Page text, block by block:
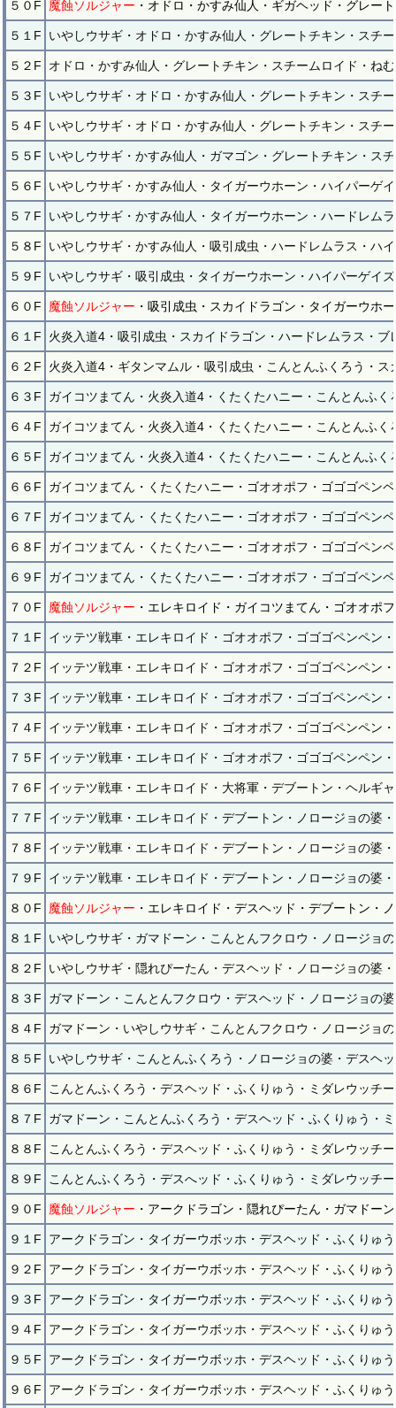
５０F 魔蝕ソルジャー ・オドロ・かすみ仙人・ギガヘッド・グレー
５１F いやしウサギ・オドロ・かすみ仙人・グレートチキン・スチ
５２F オドロ・かすみ仙人・グレートチキン・スチームロイド・ね
５３F いやしウサギ・オドロ・かすみ仙人・グレートチキン・スチ
５４F いやしウサギ・オドロ・かすみ仙人・グレートチキン・スチ
５５F いやしウサギ・かすみ仙人・ガマゴン・グレートチキン・ス
５６F いやしウサギ・かすみ仙人・タイガーウホーン・ハイパーゲ
５７F いやしウサギ・かすみ仙人・タイガーウホーン・ハードレム
５８F いやしウサギ・かすみ仙人・吸引成虫・ハードレムラス・ハ
５９F いやしウサギ・吸引成虫・タイガーウホーン・ハイパーゲイ
６０F 魔蝕ソルジャー ・吸引成虫・スカイドラゴン・タイガーウホ
６１F 火炎入道4・吸引成虫・スカイドラゴン・ハードレムラス・ブ
６２F 火炎入道4・ギタンマムル・吸引成虫・こんとんふくろう・
６３F ガイコツまてん・火炎入道4・くたくたハニー・こんとんふ
６４F ガイコツまてん・火炎入道4・くたくたハニー・こんとんふ
６５F ガイコツまてん・火炎入道4・くたくたハニー・こんとんふ
６６F ガイコツまてん・くたくたハニー・ゴオオポフ・ゴゴゴペン
６７F ガイコツまてん・くたくたハニー・ゴオオポフ・ゴゴゴペン
６８F ガイコツまてん・くたくたハニー・ゴオオポフ・ゴゴゴペン
６９F ガイコツまてん・くたくたハニー・ゴオオポフ・ゴゴゴペン
７０F 魔蝕ソルジャー ・エレキロイド・ガイコツまてん・ゴオオポ
７１F イッテツ戦車・エレキロイド・ゴオオポフ・ゴゴゴペンペン
７２F イッテツ戦車・エレキロイド・ゴオオポフ・ゴゴゴペンペン
７３F イッテツ戦車・エレキロイド・ゴオオポフ・ゴゴゴペンペン
７４F イッテツ戦車・エレキロイド・ゴオオポフ・ゴゴゴペンペン
７５F イッテツ戦車・エレキロイド・ゴオオポフ・ゴゴゴペンペン
７６F イッテツ戦車・エレキロイド・大将軍・デブートン・ヘルギ
７７F イッテツ戦車・エレキロイド・デブートン・ノロージョの婆
７８F イッテツ戦車・エレキロイド・デブートン・ノロージョの婆
７９F イッテツ戦車・エレキロイド・デブートン・ノロージョの婆
８０F 魔蝕ソルジャー ・エレキロイド・デスヘッド・デブートン・
８１F いやしウサギ・ガマドーン・こんとんフクロウ・ノロージョ
８２F いやしウサギ・隠れぴーたん・デスヘッド・ノロージョの婆
８３F ガマドーン・こんとんフクロウ・デスヘッド・ノロージョの
８４F ガマドーン・いやしウサギ・こんとんフクロウ・ノロージョ
８５F いやしウサギ・こんとんふくろう・ノロージョの婆・デスヘ
８６F こんとんふくろう・デスヘッド・ふくりゅう・ミダレウッチ
８７F ガマドーン・こんとんふくろう・デスヘッド・ふくりゅう・
８８F こんとんふくろう・デスヘッド・ふくりゅう・ミダレウッチ
８９F こんとんふくろう・デスへッド・ふくりゅう・ミダレウッチ
９０F 魔蝕ソルジャー ・アークドラゴン・隠れぴーたん・ガマドー
９１F アークドラゴン・タイガーウボッホ・デスヘッド・ふくりゅ
９２F アークドラゴン・タイガーウボッホ・デスヘッド・ふくりゅ
９３F アークドラゴン・タイガーウボッホ・デスヘッド・ふくりゅ
９４F アークドラゴン・タイガーウボッホ・デスヘッド・ふくりゅ
９５F アークドラゴン・タイガーウボッホ・デスヘッド・ふくりゅ
９６F アークドラゴン・タイガーウボッホ・デスヘッド・ふくりゅ